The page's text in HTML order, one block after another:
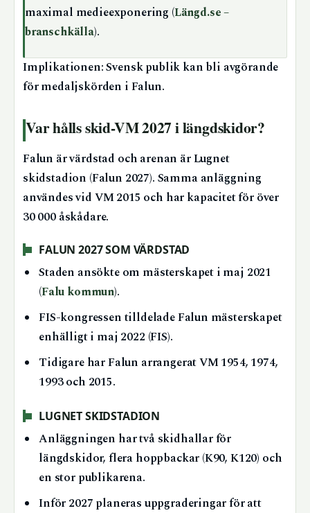
maximal medieexponering (Längd.se –
branschkälla).
Implikationen: Svensk publik kan bli avgörande
för medaljskörden i Falun.
Var hålls skid-VM 2027 i längdskidor?
Falun är värdstad och arenan är Lugnet
skidstadion (Falun 2027). Samma anläggning
användes vid VM 2015 och har kapacitet för över
30 000 åskådare.
FALUN 2027 SOM VÄRDSTAD
Staden ansökte om mästerskapet i maj 2021
(Falu kommun).
FIS-kongressen tilldelade Falun mästerskapet
enhälligt i maj 2022 (FIS).
Tidigare har Falun arrangerat VM 1954, 1974,
1993 och 2015.
LUGNET SKIDSTADION
Anläggningen har två skidhallar för
längdskidor, flera hoppbackar (K90, K120) och
en stor publikarena.
Inför 2027 planeras uppgraderingar för att